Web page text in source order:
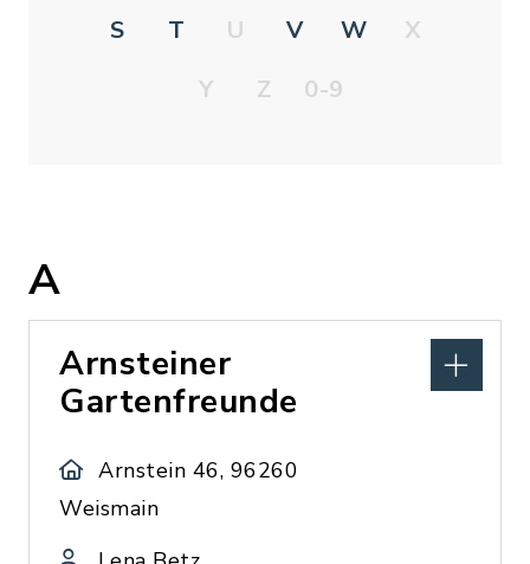
S
T U V W
X
Y
Z 0-9
A
Arnsteiner
Gartenfreunde
Arnstein 46, 96260
Weismain